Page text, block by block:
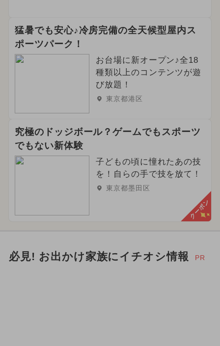
猛暑でも安心♪冷房完備の全天候型屋内ス
ポーツパーク！
お台場に新オープン♪全18
種類以上のコンテンツが遊
び放題！
東京都港区
究極のドッジボール？ゲームでもスポーツ
でもない新体験
子どもの頃に憧れたあの技
を！自らの手で技を放て！
東京都墨田区
クーポン
必見! お出かけ家族にイチオシ情報 PR